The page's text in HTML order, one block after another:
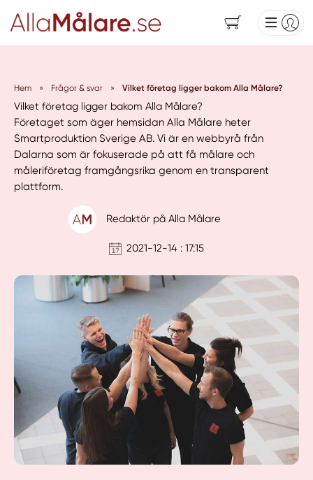
Hem » Frågor & svar » Vilket företag ligger bakom Alla Målare?
Vilket företag ligger bakom Alla Målare?
Företaget som äger hemsidan Alla Målare heter
Smartproduktion Sverige AB. Vi är en webbyrå från
Dalarna som är fokuserade på att få målare och
måleriföretag framgångsrika genom en transparent
plattform.
Redaktör på Alla Målare
2021-12-14 : 17:15